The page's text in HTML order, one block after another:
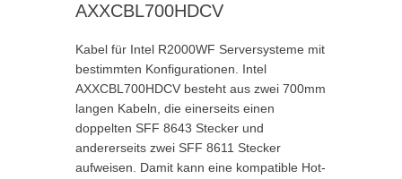
AXXCBL700HDCV
Kabel für Intel R2000WF Serversysteme mit
bestimmten Konfigurationen. Intel
AXXCBL700HDCV besteht aus zwei 700mm
langen Kabeln, die einerseits einen
doppelten SFF 8643 Stecker und
andererseits zwei SFF 8611 Stecker
aufweisen. Damit kann eine kompatible Hot-